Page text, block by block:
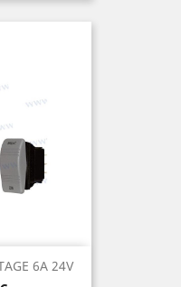
6A 24V